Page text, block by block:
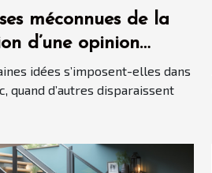
méconnues de la
d’une opinion
idées s’imposent-elles dans
quand d’autres disparaissent